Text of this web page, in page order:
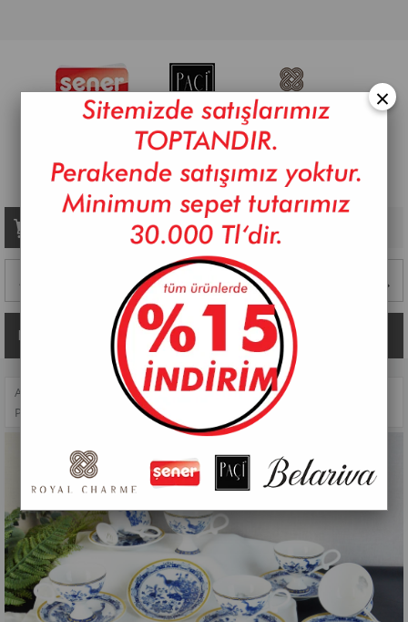
Sepetim 0 Ürün
ANASAYFA > KAHVE FINCAN TAKIMLARI>
PAÇİ-GEISHA AYAKLI TAVUSKUŞLU KAHVE FİNCANI
×